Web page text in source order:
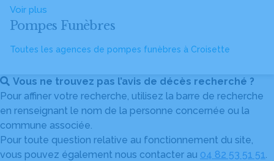
Voir plus
Pompes Funèbres
Toutes les agences de pompes funèbres à Croisette
Vous ne trouvez pas l’avis de décès recherché ?
Pour affiner votre recherche, utilisez la barre de recherche
en renseignant le nom de la personne concernée ou la
commune associée.
Pour toute question relative au fonctionnement du site,
vous pouvez également nous contacter au 04 82 53 51 51.